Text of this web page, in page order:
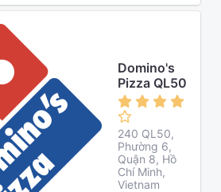
Domino's
Pizza QL50
240 QL50,
Phường 6,
Quận 8, Hồ
Chí Minh,
Vietnam